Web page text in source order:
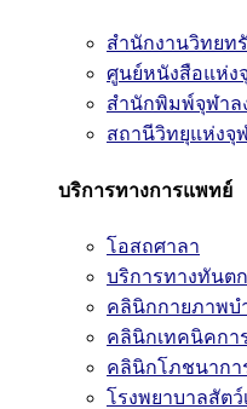
สำนักงานวิทยท
ศูนย์หนังสือแห่ง
สำนักพิมพ์จุฬา
สถานีวิทยุแห่งจุ
บริการทางการแพทย์
โอสถศาลา
บริการทางทันต
คลินิกกายภาพบ
คลินิกเทคนิคกา
คลินิกโภชนากา
โรงพยาบาลสัตว์